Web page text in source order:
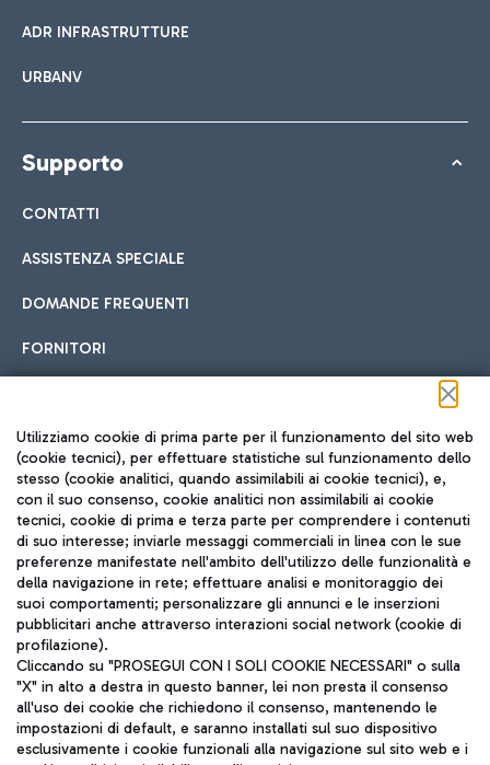
ADR INFRASTRUTTURE
URBANV
Supporto
CONTATTI
ASSISTENZA SPECIALE
DOMANDE FREQUENTI
FORNITORI
Seguici sui social
TRAVEL JOURNAL
ITA
Utilizziamo cookie di prima parte per il funzionamento del sito web
(cookie tecnici), per effettuare statistiche sul funzionamento dello
stesso (cookie analitici, quando assimilabili ai cookie tecnici), e,
con il suo consenso, cookie analitici non assimilabili ai cookie
tecnici, cookie di prima e terza parte per comprendere i contenuti
di suo interesse; inviarle messaggi commerciali in linea con le sue
preferenze manifestate nell'ambito dell'utilizzo delle funzionalità e
della navigazione in rete; effettuare analisi e monitoraggio dei
suoi comportamenti; personalizzare gli annunci e le inserzioni
pubblicitari anche attraverso interazioni social network (cookie di
profilazione).
Cliccando su "PROSEGUI CON I SOLI COOKIE NECESSARI" o sulla
"X" in alto a destra in questo banner, lei non presta il consenso
all'uso dei cookie che richiedono il consenso, mantenendo le
impostazioni di default, e saranno installati sul suo dispositivo
esclusivamente i cookie funzionali alla navigazione sul sito web e i